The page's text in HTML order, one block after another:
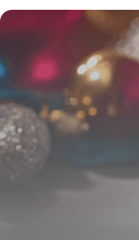
indispensable pour
notations
15 juin 2026